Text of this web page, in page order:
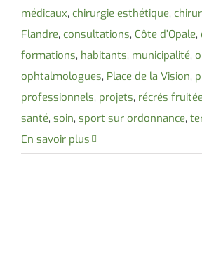
médicaux, chirurgie esthétique,
Flandre, consultations, Côte d’Opale,
formations, habitants, municipalité,
ophtalmologues, Place de la Vision,
professionnels, projets, récrés
santé, soin, sport sur ordonnance,
En savoir plus